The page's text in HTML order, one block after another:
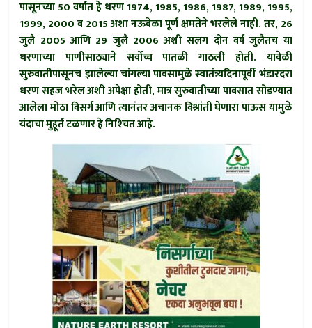
पासूनच्या 50 वर्षात हे धरण 1974, 1985, 1986, 1987, 1989, 1995,
1999, 2000 व 2015 अशा नऊवेळा पूर्ण क्षमतेने भरलेले नाही. तर, 26
जुलै 2005 आणि 29 जुलै 2006 अशी सलग दोन वर्ष जुलैतच या
धरणाच्या पाणीसाठ्याने सर्वोच्च पातळी गाठली होती. यावेळी
सुरुवातीपासूनच झालेल्या चांगल्या पावसामुळे स्वातंत्र्यदिनापूर्वी भंडारदरा
धरण सहज भरेल अशी अपेक्षा होती, मात्र सुरुवातीच्या पावसात सोडण्यात
आलेला मोठा विसर्ग आणि त्यानंतर अचानक विश्रांती घेणारा पाऊस यामुळे
यंदाचा मुहूर्त टळणार हे निश्‍चित आहे.